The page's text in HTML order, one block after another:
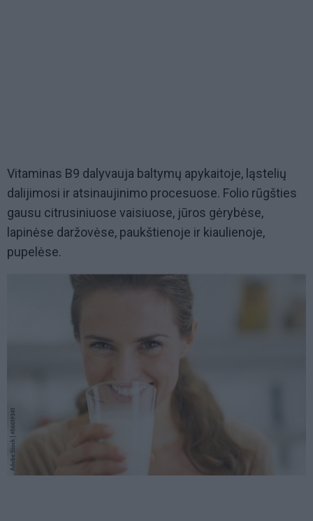
Vitaminas B9 dalyvauja baltymų apykaitoje, ląstelių
dalijimosi ir atsinaujinimo procesuose. Folio rūgšties
gausu citrusiniuose vaisiuose, jūros gėrybėse,
lapinėse daržovėse, paukštienoje ir kiaulienoje,
pupelėse.